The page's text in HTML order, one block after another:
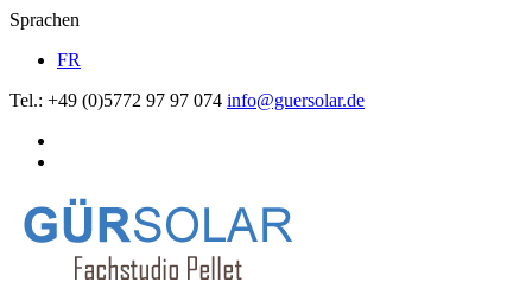
Sprachen
FR
Tel.: +49 (0)5772 97 97 074 info@guersolar.de